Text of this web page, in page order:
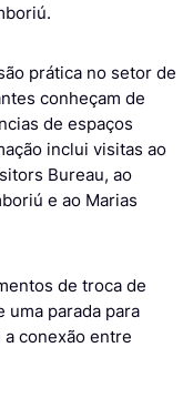
prática no setor de
conheçam de
de espaços
inclui visitas ao
Bureau, ao
e ao Marias
de troca de
parada para
conexão entre